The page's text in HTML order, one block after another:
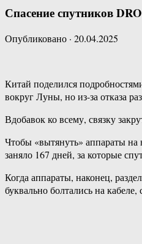
Спасение спутников
Опубликовано · 20.04.2025
Китай поделился
вокруг Луны, но из-за отказа
Вдобавок ко всему, связку
Чтобы «вытянуть» аппараты
заняло 167 дней, за которые
Когда аппараты, наконец,
буквально болтались на